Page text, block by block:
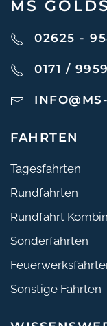
MS
02625 -
0171 /
FAHRTEN
Tagesfahrten
Rundfahrten
Rundfahrt
Sonderfahrten
Sonstige Fahrten